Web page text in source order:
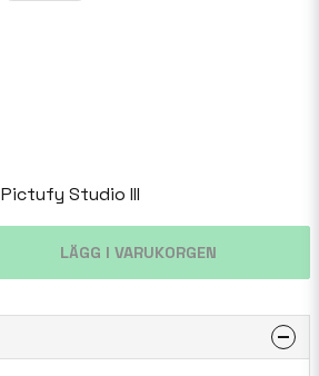
Pictufy Studio III
LÄGG I VARUKORGEN